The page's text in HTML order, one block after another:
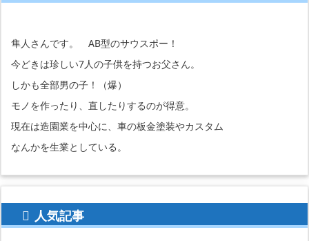
隼人さんです。 AB型のサウスポー！
今どきは珍しい7人の子供を持つお父さん。
しかも全部男の子！（爆）
モノを作ったり、直したりするのが得意。
現在は造園業を中心に、車の板金塗装やカスタム
なんかを生業としている。
人気記事